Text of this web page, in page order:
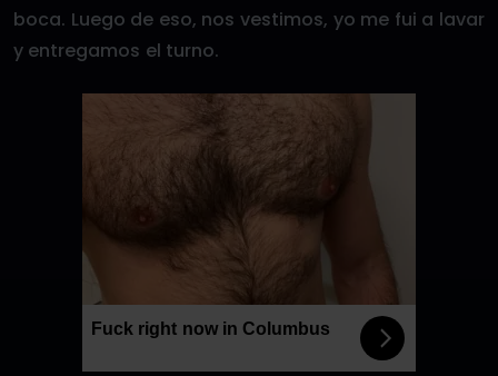
boca. Luego de eso, nos vestimos, yo me fui a lavar
y entregamos el turno.
Fuck right now in Columbus